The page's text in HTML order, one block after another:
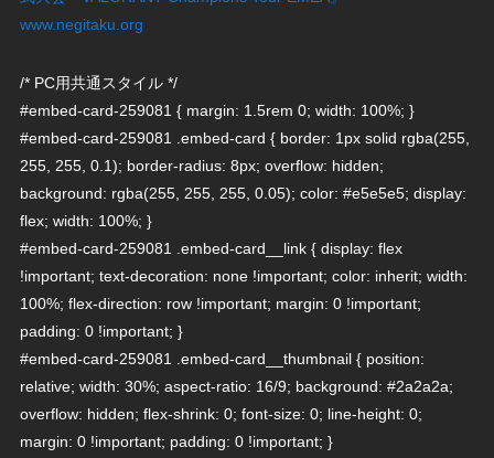
www.negitaku.org
/* PC用共通スタイル */
#embed-card-259081 { margin: 1.5rem 0; width: 100%; }
#embed-card-259081 .embed-card { border: 1px solid rgba(255,
255, 255, 0.1); border-radius: 8px; overflow: hidden;
background: rgba(255, 255, 255, 0.05); color: #e5e5e5; display:
flex; width: 100%; }
#embed-card-259081 .embed-card__link { display: flex
!important; text-decoration: none !important; color: inherit; width:
100%; flex-direction: row !important; margin: 0 !important;
padding: 0 !important; }
#embed-card-259081 .embed-card__thumbnail { position:
relative; width: 30%; aspect-ratio: 16/9; background: #2a2a2a;
overflow: hidden; flex-shrink: 0; font-size: 0; line-height: 0;
margin: 0 !important; padding: 0 !important; }